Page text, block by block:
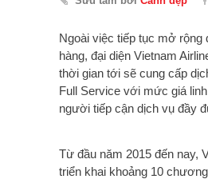
Ngoài việc tiếp tục mở rộng
hàng, đại diện Vietnam
thời gian tới sẽ cung cấp
Full Service với mức giá
người tiếp cận dịch vụ đầy
Từ đầu năm 2015 đến nay,
triển khai khoảng 10